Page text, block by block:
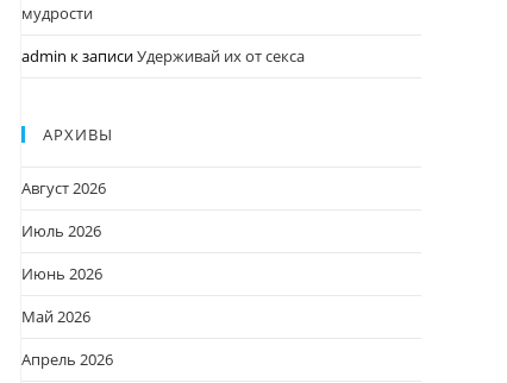
мудрости
admin к записиУдерживай их от секса
АРХИВЫ
Август 2026
Июль 2026
Июнь 2026
Май 2026
Апрель 2026